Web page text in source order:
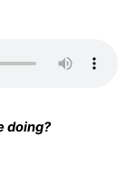
doing?